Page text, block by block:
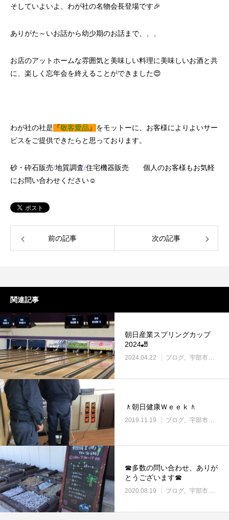
そしていよいよ、わが社の名物会長登場です🎉
ありがた～いお話から幼少期のお話まで、、、
お店のアットホームな雰囲気と美味しい料理に美味しいお酒と共
に、楽しく忘年会を終えることができました😍
わが社の社是 『敬客愛品』 をモットーに、お客様によりよいサー
ビスをご提供できたらと思っております。
砂・砕石販売/地質調査/住宅機器販売
個人のお客様もお気軽
にお問い合わせください☺
前の記事 次の記事
関連記事
朝日産業スプリングカップ
2024🎳
2024.04.22 ブログ 宇部市働き方改革に取り組む企業
🚶朝日健康Ｗｅｅｋ🚶
2019.11.19 ブログ 宇部市働き方改革に取り組む企業
☎多数の問い合わせ、ありが
とうございます☎
2020.08.19 ブログ 宇部市働き方改革に取り組む企業